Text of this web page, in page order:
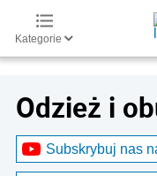
Kategorie
Odzież i
Subskrybuj nas